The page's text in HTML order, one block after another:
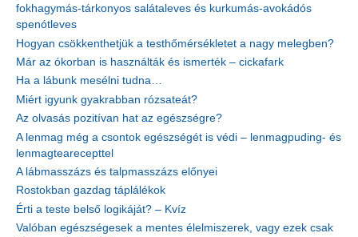
fokhagymás-tárkonyos salátaleves és kurkumás-avokádós
spenótleves
Hogyan csökkenthetjük a testhőmérsékletet a nagy melegben?
Már az ókorban is használták és ismerték – cickafark
Ha a lábunk mesélni tudna…
Miért igyunk gyakrabban rózsateát?
Az olvasás pozitívan hat az egészségre?
A lenmag még a csontok egészségét is védi – lenmagpuding- és
lenmagtearecepttel
A lábmasszázs és talpmasszázs előnyei
Rostokban gazdag táplálékok
Érti a teste belső logikáját? – Kvíz
Valóban egészségesek a mentes élelmiszerek, vagy ezek csak